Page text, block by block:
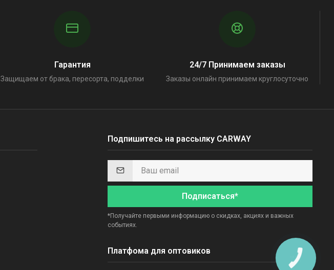
Гарантия
Защищаем от брака, пересорта, подделки
24/7 Принимаем заказы
Заказы онлайн принимаем круглосуточно
Подпишитесь на рассылку CARWAY
Подписаться*
*Получайте первыми информацию о скидках, акциях и важных
событиях.
Платфома для оптовиков